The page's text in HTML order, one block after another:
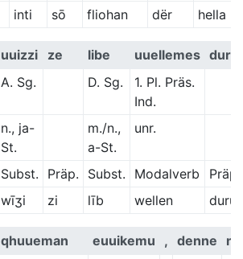
inti sō fliohan dër hella
uuizzi ze libe uuellemes
A. Sg. D. Sg.
1. Pl. Präs.
Ind.
n., ja-
St.
m./n.,
a-St.
unr.
Subst. Präp. Subst. Modalverb
Präp.
wīʒi zi līb wellen duruh
qhuueman euuikemu , denne
nu